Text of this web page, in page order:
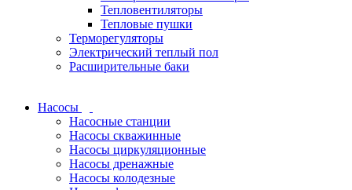
Тепловентиляторы
Тепловые пушки
Терморегуляторы
Электрический теплый пол
Расширительные баки
Насосы
Насосные станции
Насосы скважинные
Насосы циркуляционные
Насосы дренажные
Насосы колодезные